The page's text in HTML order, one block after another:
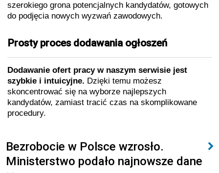
szerokiego grona potencjalnych kandydatów, gotowych
do podjęcia nowych wyzwań zawodowych.
Prosty proces dodawania ogłoszeń
Dodawanie ofert pracy w naszym serwisie jest
szybkie i intuicyjne. Dzięki temu możesz
skoncentrować się na wyborze najlepszych
kandydatów, zamiast tracić czas na skomplikowane
procedury.
Bezrobocie w Polsce wzrosło.
Ministerstwo podało najnowsze dane